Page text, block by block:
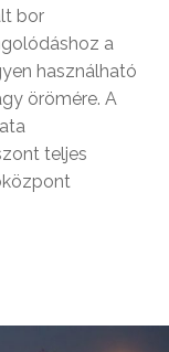
bor
a
használható
örömére. A
teljes